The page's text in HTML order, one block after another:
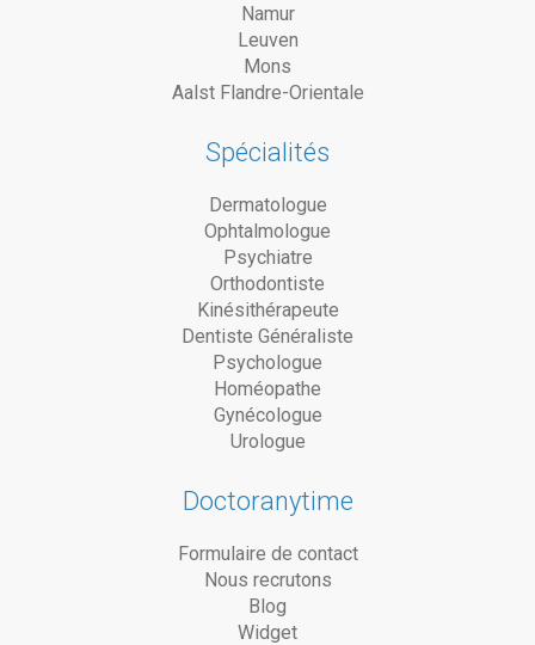
Namur
Leuven
Mons
Aalst Flandre-Orientale
Spécialités
Dermatologue
Ophtalmologue
Psychiatre
Orthodontiste
Kinésithérapeute
Dentiste Généraliste
Psychologue
Homéopathe
Gynécologue
Urologue
Doctoranytime
Formulaire de contact
Nous recrutons
Blog
Widget